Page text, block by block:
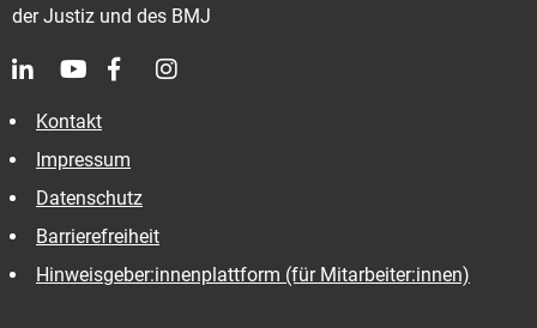
der Justiz und des BMJ
Kontakt
Impressum
Datenschutz
Barrierefreiheit
Hinweisgeber:innenplattform (für Mitarbeiter:innen)